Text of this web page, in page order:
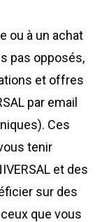
ou à un achat
pas opposés,
et offres
par email
Ces
tenir
et des
sur des
que vous